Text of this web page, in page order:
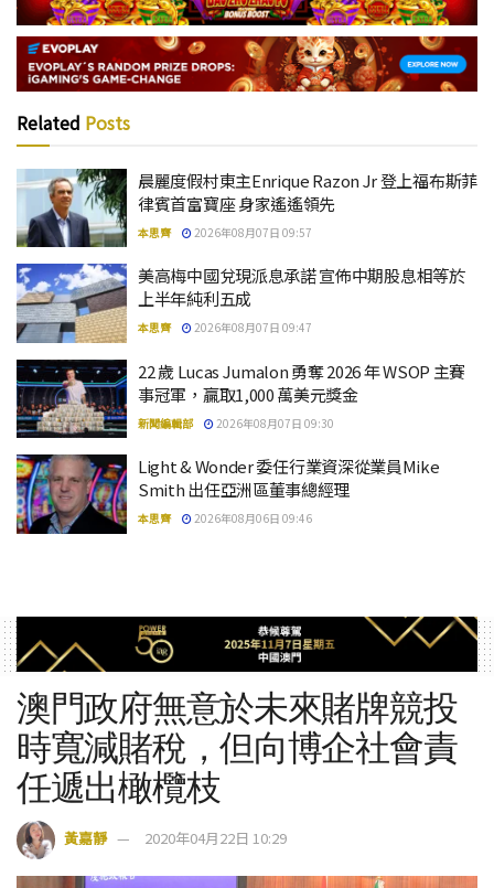
Related Posts
晨麗度假村東主Enrique Razon Jr 登上福布斯菲
律賓首富寶座 身家遙遙領先
本思齊 2026年08月07日 09:57
美高梅中國兌現派息承諾 宣佈中期股息相等於
上半年純利五成
本思齊 2026年08月07日 09:47
22 歲 Lucas Jumalon 勇奪 2026 年 WSOP 主賽
事冠軍，贏取1,000 萬美元獎金
新聞編輯部 2026年08月07日 09:30
Light & Wonder 委任行業資深從業員Mike
Smith 出任亞洲區董事總經理
本思齊 2026年08月06日 09:46
澳門政府無意於未來賭牌競投
時寬減賭稅，但向博企社會責
任遞出橄欖枝
黃嘉靜 2020年04月22日 10:29